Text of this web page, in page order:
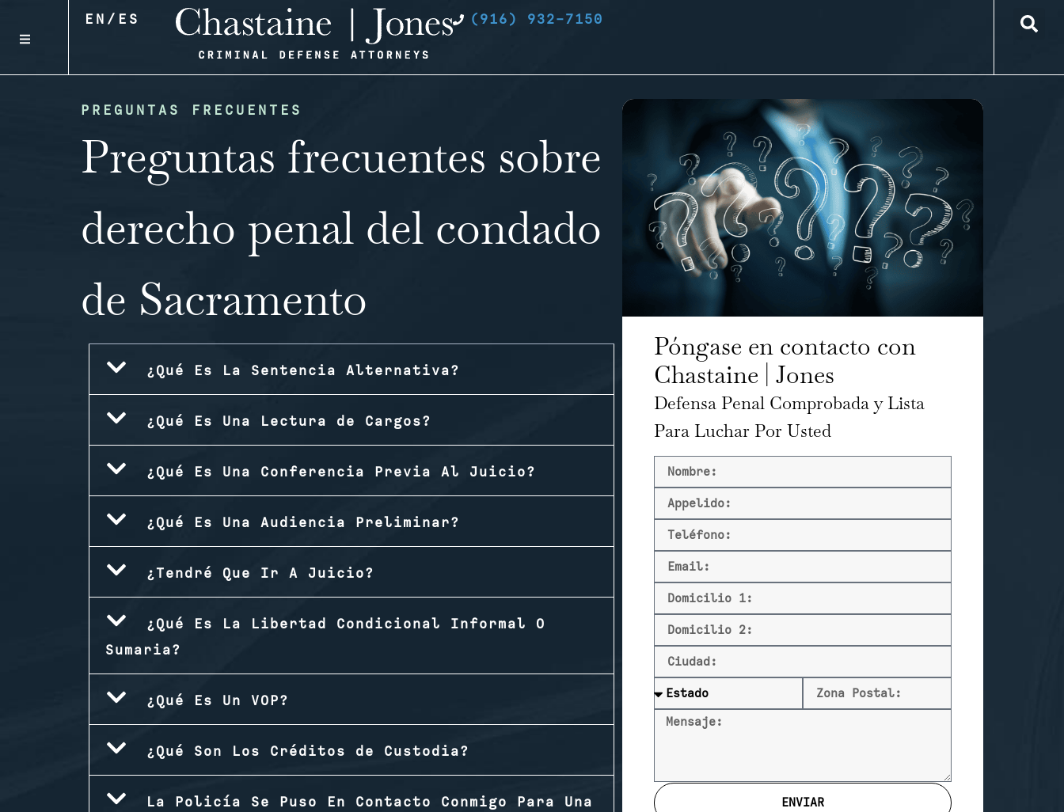
EN / ES (916) 932-7150
PREGUNTAS FRECUENTES
Preguntas frecuentes sobre
derecho penal del condado
de Sacramento
¿Qué Es La Sentencia Alternativa?
¿Qué Es Una Lectura de Cargos?
¿Qué Es Una Conferencia Previa Al Juicio?
¿Qué Es Una Audiencia Preliminar?
¿Tendré Que Ir A Juicio?
¿Qué Es La Libertad Condicional Informal O
Sumaria?
¿Qué Es Un VOP?
¿Qué Son Los Créditos de Custodia?
La Policía Se Puso En Contacto Conmigo Para Una
Póngase en contacto con
Chastaine | Jones
Defensa Penal Comprobada y Lista
Para Luchar Por Usted
ENVIAR